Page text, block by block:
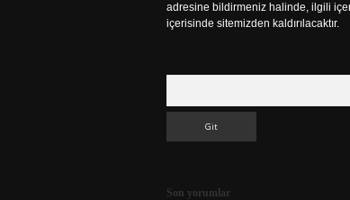
adresine bildirmeniz halinde, ilgili
içerisinde sitemizden kaldırılacaktır.
Son yorumlar